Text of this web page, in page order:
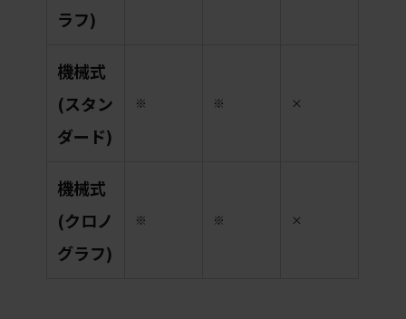
ラフ)
機械式
(スタン
ダード)
※ ※ ×
機械式
(クロノ
グラフ)
※ ※ ×